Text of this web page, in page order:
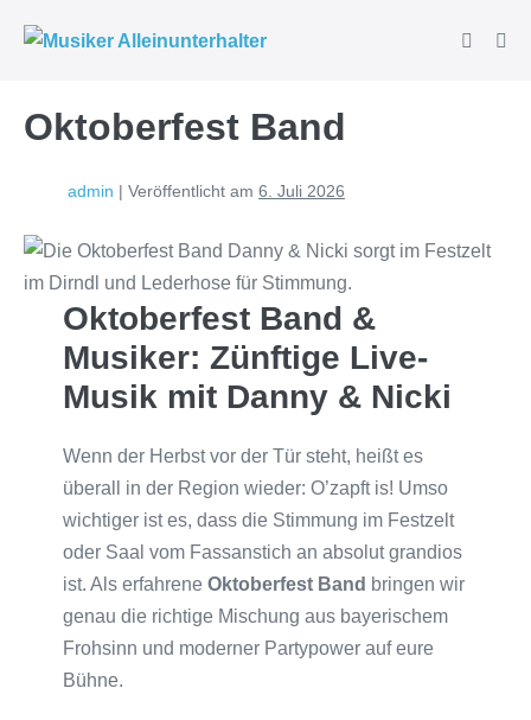
Inhalt
Suche-
Oktoberfest Band
admin | Veröffentlicht am 6. Juli 2026
Oktoberfest Band &
Musiker: Zünftige Live-
Musik mit Danny & Nicki
Wenn der Herbst vor der Tür steht, heißt es
überall in der Region wieder: O’zapft is! Umso
wichtiger ist es, dass die Stimmung im Festzelt
oder Saal vom Fassanstich an absolut grandios
ist. Als erfahrene Oktoberfest Band bringen wir
genau die richtige Mischung aus bayerischem
Frohsinn und moderner Partypower auf eure
Bühne.